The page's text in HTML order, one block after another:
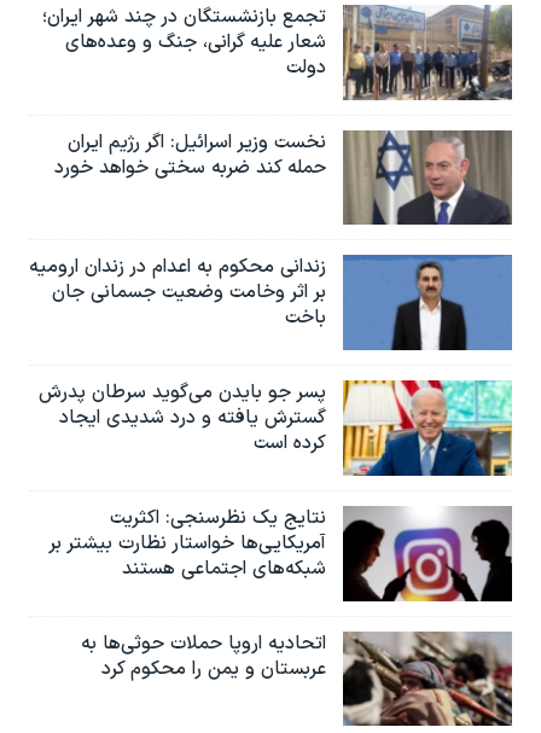
تجمع بازنشستگان در چند شهر ایران؛
شعار علیه گرانی، جنگ و وعده‌های
دولت
نخست وزیر اسرائيل: اگر رژیم ایران
حمله کند ضربه سختی خواهد خورد
زندانی محکوم به اعدام در زندان ارومیه
بر اثر وخامت وضعیت جسمانی جان
باخت
پسر جو بایدن می‌گوید سرطان پدرش
گسترش یافته و درد شدیدی ایجاد
کرده است
نتایج یک نظرسنجی: اکثریت
آمریکایی‌ها خواستار نظارت بیشتر بر
شبکه‌های اجتماعی هستند
اتحادیه اروپا حملات حوثی‌ها به
عربستان و یمن را محکوم کرد